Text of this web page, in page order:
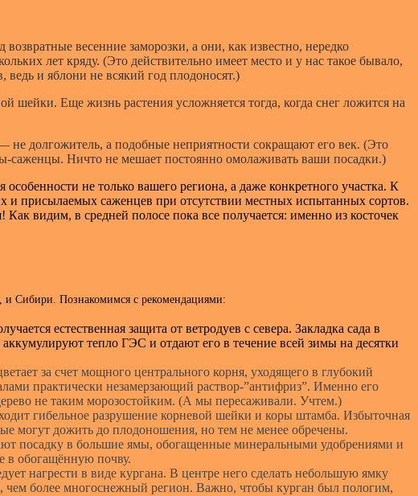
весенние заморозки, а они, как известно, нередко
лет кряду. (Это действительно имеет место и у нас такое бывало,
и яблони не всякий год плодоносят.)
Еще жизнь растения усложняется тогда, когда снег ложится на
долгожитель, а подобные неприятности сокращают его век. (Это
саженцы. Ничто не мешает постоянно омолаживать ваши посадки.)
не только вашего региона, а даже конкретного участка. К
и присылаемых саженцев при отсутствии местных испытанных сортов.
видим, в средней полосе пока все получается: именно из косточек
и Сибири. Познакомимся с рекомендациями:
естественная защита от ветродуев с севера. Закладка сада в
тепло ГЭС и отдают его в течение всей зимы на десятки
за счет мощного центрального корня, уходящего в глубокий
практически незамерзающий раствор-”антифриз”. Именно его
не таким морозостойким. (А мы пересаживали. Учтем.)
гибельное разрушение корневой шейки и коры штамба. Избыточная
могут дожить до плодоношения, но тем не менее обречены.
посадку в большие ямы, обогащенные минеральными удобрениями и
в обогащённую почву.
нагрести в виде кургана. В центре него сделать небольшую ямку
чем более многоснежный регион. Важно, чтобы курган был пологим,